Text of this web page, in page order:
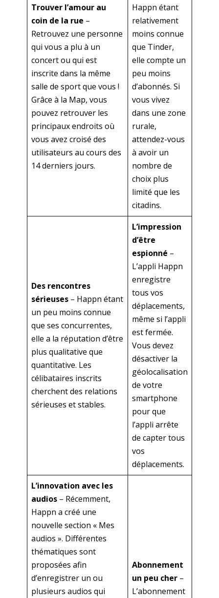
Trouver l’amour au
coin de la rue –
Retrouvez une personne
qui vous a plu à un
concert ou qui est
inscrite dans la même
salle de sport que vous !
Grâce à la Map, vous
pouvez retrouver les
principaux endroits où
vous avez croisé des
utilisateurs au cours des
14 derniers jours.
Happn étant
relativement
moins connue
que Tinder,
elle compte un
peu moins
d’abonnés. Si
vous vivez
dans une zone
rurale,
attendez-vous
à avoir un
nombre de
choix plus
limité que les
citadins.
Des rencontres
sérieuses – Happn étant
un peu moins connue
que ses concurrentes,
elle a la réputation d’être
plus qualitative que
quantitative. Les
célibataires inscrits
cherchent des relations
sérieuses et stables.
L’impression
d’être
espionné –
L’appli Happn
enregistre
tous vos
déplacements,
même si l’appli
est fermée.
Vous devez
désactiver la
géolocalisation
de votre
smartphone
pour que
l’appli arrête
de capter tous
vos
déplacements.
L’innovation avec les
audios – Récemment,
Happn a créé une
nouvelle section « Mes
audios ». Différentes
thématiques sont
proposées afin
d’enregistrer un ou
plusieurs audios qui
Abonnement
un peu cher –
L’abonnement